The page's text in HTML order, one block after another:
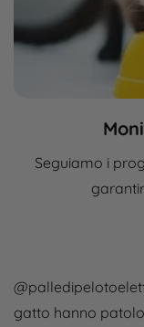
Seguiamo i
gatto hanno